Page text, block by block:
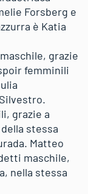
Forsberg e
è Katia
grazie
femminili
grazie a
stessa
Matteo
maschile,
nella stessa